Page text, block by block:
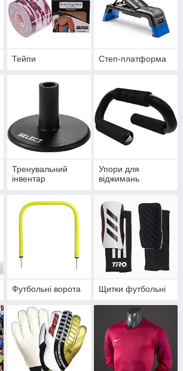
Тейпи Степ-платформа
Тренувальний
інвентар
Упори для
віджимань
Футбольні ворота Щитки футбольні